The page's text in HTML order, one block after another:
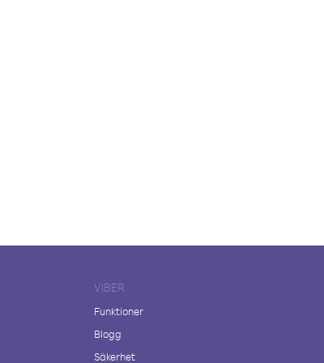
VIBER
Funktioner
Blogg
Säkerhet